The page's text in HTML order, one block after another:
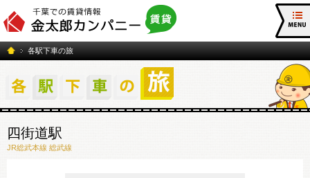
各駅下車の旅
四街道駅
JR総武本線 総武線